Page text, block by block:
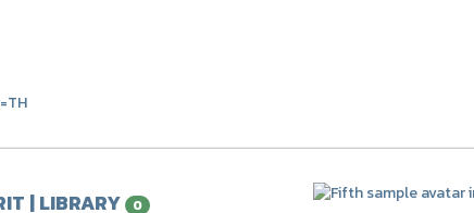
| LIBRARY 0